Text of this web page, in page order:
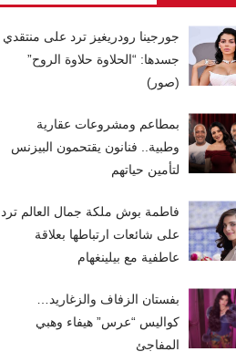
جورجينا رودريغيز ترد على منتقدي
جسدها: “الحلاوة حلاوة الروح”
(صور)
بمطاعم ومشروعات عقارية
وطبية.. فنانون يقتحمون البيزنس
لتأمين حياتهم
فاطمة بوش ملكة جمال العالم ترد
على شائعات ارتباطها بعلاقة
عاطفية مع بيلينغهام
بفستان الزفاف والزغاريد…
كواليس “عرس” هيفاء وهبي
المفاجئ